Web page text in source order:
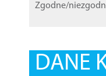
Zgodne/
DANE